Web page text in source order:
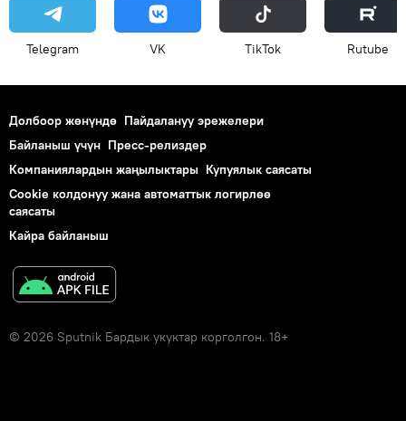
Telegram VK ТikТоk Rutube
Долбоор жөнүндө Пайдалануу эрежелери
Байланыш үчүн Пресс-релиздер
Компаниялардын жаңылыктары Купуялык саясаты
Cookie колдонуу жана автоматтык логирлөө
саясаты
Кайра байланыш
© 2026 Sputnik Бардык укуктар корголгон. 18+